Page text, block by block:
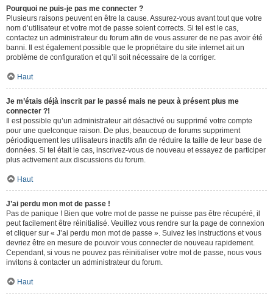
Pourquoi ne puis-je pas me connecter ?
Plusieurs raisons peuvent en être la cause. Assurez-vous avant tout que votre
nom d’utilisateur et votre mot de passe soient corrects. Si tel est le cas,
contactez un administrateur du forum afin de vous assurer de ne pas avoir été
banni. Il est également possible que le propriétaire du site internet ait un
problème de configuration et qu’il soit nécessaire de la corriger.
Haut
Je m’étais déjà inscrit par le passé mais ne peux à présent plus me
connecter ?!
Il est possible qu’un administrateur ait désactivé ou supprimé votre compte
pour une quelconque raison. De plus, beaucoup de forums suppriment
périodiquement les utilisateurs inactifs afin de réduire la taille de leur base de
données. Si tel était le cas, inscrivez-vous de nouveau et essayez de participer
plus activement aux discussions du forum.
Haut
J’ai perdu mon mot de passe !
Pas de panique ! Bien que votre mot de passe ne puisse pas être récupéré, il
peut facilement être réinitialisé. Veuillez vous rendre sur la page de connexion
et cliquer sur « J’ai perdu mon mot de passe ». Suivez les instructions et vous
devriez être en mesure de pouvoir vous connecter de nouveau rapidement.
Cependant, si vous ne pouvez pas réinitialiser votre mot de passe, nous vous
invitons à contacter un administrateur du forum.
Haut